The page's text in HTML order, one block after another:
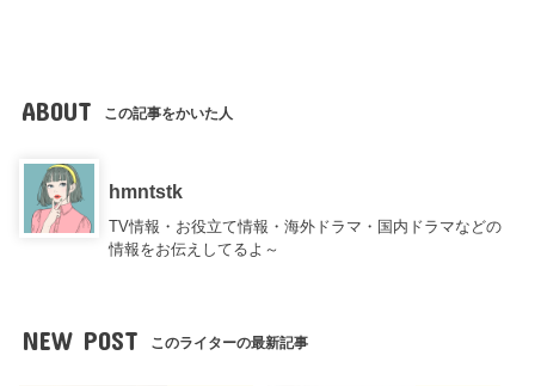
ABOUT この記事をかいた人
hmntstk
TV情報・お役立て情報・海外ドラマ・国内ドラマなどの
情報をお伝えしてるよ～
NEW POST このライターの最新記事